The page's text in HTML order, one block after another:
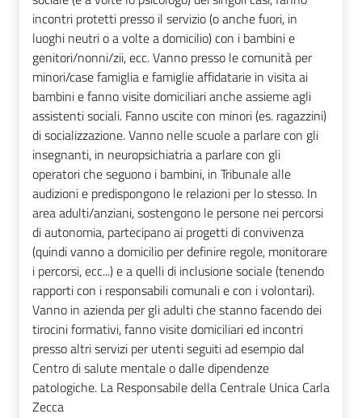
incontri protetti presso il servizio (o anche fuori, in
luoghi neutri o a volte a domicilio) con i bambini e
genitori/nonni/zii, ecc. Vanno presso le comunità per
minori/case famiglia e famiglie affidatarie in visita ai
bambini e fanno visite domiciliari anche assieme agli
assistenti sociali. Fanno uscite con minori (es. ragazzini)
di socializzazione. Vanno nelle scuole a parlare con gli
insegnanti, in neuropsichiatria a parlare con gli
operatori che seguono i bambini, in Tribunale alle
audizioni e predispongono le relazioni per lo stesso. In
area adulti/anziani, sostengono le persone nei percorsi
di autonomia, partecipano ai progetti di convivenza
(quindi vanno a domicilio per definire regole, monitorare
i percorsi, ecc...) e a quelli di inclusione sociale (tenendo
rapporti con i responsabili comunali e con i volontari).
Vanno in azienda per gli adulti che stanno facendo dei
tirocini formativi, fanno visite domiciliari ed incontri
presso altri servizi per utenti seguiti ad esempio dal
Centro di salute mentale o dalle dipendenze
patologiche. La Responsabile della Centrale Unica Carla
Zecca